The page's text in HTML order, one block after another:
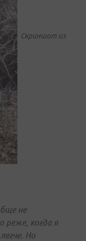
Скриншот из
не
реже, когда я
Но